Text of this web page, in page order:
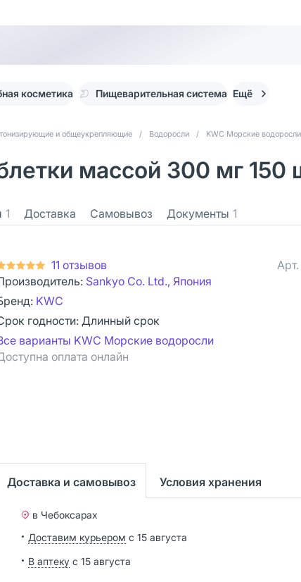
косметика Пищеварительная система Ещё
и общеукрепляющие / Водоросли / KWC Морские водоросли
массой 300 мг 150
1 Доставка Самовывоз Документы 1
11 отзывов
Арт.
Sankyo Co. Ltd., Япония
KWC
годности: Длинный срок
варианты KWC Морские водоросли
оплата онлайн
Доставка и самовывоз Условия хранения
в Чебоксарах
Доставим курьером с 15 августа
В аптеку с 15 августа